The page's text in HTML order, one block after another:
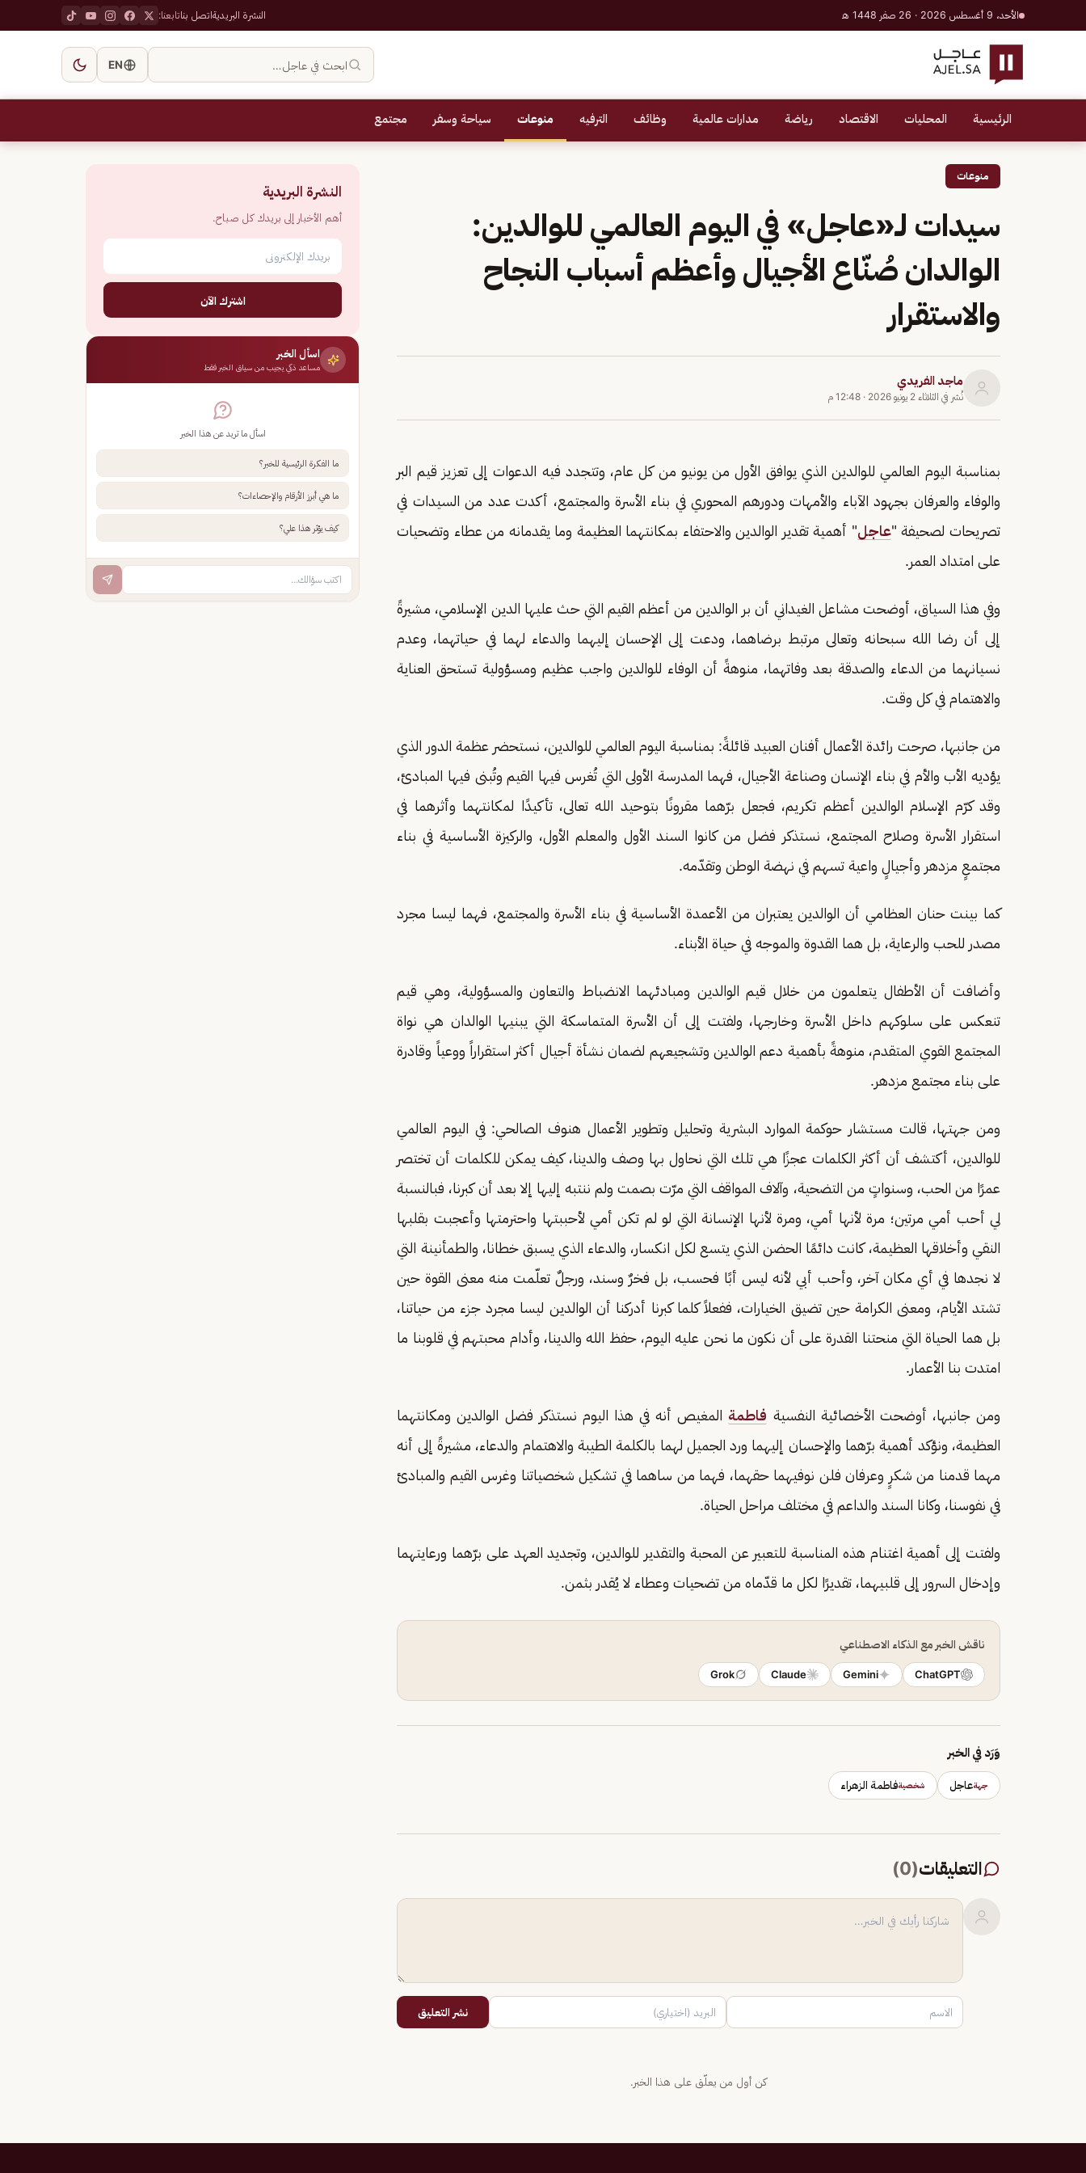
الأحد، 9 أغسطس 2026 · 26 صفر 1448 هـ النشرة البريديةاتصل بناتابعنا:
ابحث في عاجل… EN
الرئيسية المحليات الاقتصاد رياضة مدارات عالمية وظائف الترفيه منوعات سياحة وسفر مجتمع
منوعات
سيدات لـ«عاجل» في اليوم العالمي للوالدين:
الوالدان صُنّاع الأجيال وأعظم أسباب النجاح
والاستقرار
ماجد الفريدي
نُشر في الثلاثاء 2 يونيو 2026 · 12:48 م
بمناسبة اليوم العالمي للوالدين الذي يوافق الأول من يونيو من كل عام، وتتجدد فيه الدعوات إلى تعزيز قيم البر
والوفاء والعرفان بجهود الآباء والأمهات ودورهم المحوري في بناء الأسرة والمجتمع، أكدت عدد من السيدات في
تصريحات لصحيفة "عاجل" أهمية تقدير الوالدين والاحتفاء بمكانتهما العظيمة وما يقدمانه من عطاء وتضحيات
على امتداد العمر.
وفي هذا السياق، أوضحت مشاعل الغيداني أن بر الوالدين من أعظم القيم التي حث عليها الدين الإسلامي، مشيرةً
إلى أن رضا الله سبحانه وتعالى مرتبط برضاهما، ودعت إلى الإحسان إليهما والدعاء لهما في حياتهما، وعدم
نسيانهما من الدعاء والصدقة بعد وفاتهما، منوهةً أن الوفاء للوالدين واجب عظيم ومسؤولية تستحق العناية
والاهتمام في كل وقت.
من جانبها، صرحت رائدة الأعمال أفنان العبيد قائلةً: بمناسبة اليوم العالمي للوالدين، نستحضر عظمة الدور الذي
يؤديه الأب والأم في بناء الإنسان وصناعة الأجيال، فهما المدرسة الأولى التي تُغرس فيها القيم وتُبنى فيها المبادئ،
وقد كرّم الإسلام الوالدين أعظم تكريم، فجعل برّهما مقرونًا بتوحيد الله تعالى، تأكيدًا لمكانتهما وأثرهما في
استقرار الأسرة وصلاح المجتمع، نستذكر فضل من كانوا السند الأول والمعلم الأول، والركيزة الأساسية في بناء
مجتمعٍ مزدهر وأجيالٍ واعية تسهم في نهضة الوطن وتقدّمه.
كما بينت حنان العظامي أن الوالدين يعتبران من الأعمدة الأساسية في بناء الأسرة والمجتمع، فهما ليسا مجرد
مصدر للحب والرعاية، بل هما القدوة والموجه في حياة الأبناء.
وأضافت أن الأطفال يتعلمون من خلال قيم الوالدين ومبادئهما الانضباط والتعاون والمسؤولية، وهي قيم
تنعكس على سلوكهم داخل الأسرة وخارجها، ولفتت إلى أن الأسرة المتماسكة التي يبنيها الوالدان هي نواة
المجتمع القوي المتقدم، منوهةً بأهمية دعم الوالدين وتشجيعهم لضمان نشأة أجيال أكثر استقراراً ووعياً وقادرة
على بناء مجتمع مزدهر.
ومن جهتها، قالت مستشار حوكمة الموارد البشرية وتحليل وتطوير الأعمال هنوف الصالحي: في اليوم العالمي
للوالدين، أكتشف أن أكثر الكلمات عجزًا هي تلك التي نحاول بها وصف والدينا، كيف يمكن للكلمات أن تختصر
عمرًا من الحب، وسنواتٍ من التضحية، وآلاف المواقف التي مرّت بصمت ولم ننتبه إليها إلا بعد أن كبرنا، فبالنسبة
لي أحب أمي مرتين؛ مرة لأنها أمي، ومرة لأنها الإنسانة التي لو لم تكن أمي لأحببتها واحترمتها وأعجبت بقلبها
النقي وأخلاقها العظيمة، كانت دائمًا الحضن الذي يتسع لكل انكسار، والدعاء الذي يسبق خطانا، والطمأنينة التي
لا نجدها في أي مكان آخر، وأحب أبي لأنه ليس أبًا فحسب، بل فخرٌ وسند، ورجلٌ تعلّمت منه معنى القوة حين
تشتد الأيام، ومعنى الكرامة حين تضيق الخيارات، ففعلاً كلما كبرنا أدركنا أن الوالدين ليسا مجرد جزء من حياتنا،
بل هما الحياة التي منحتنا القدرة على أن نكون ما نحن عليه اليوم، حفظ الله والدينا، وأدام محبتهم في قلوبنا ما
امتدت بنا الأعمار.
ومن جانبها، أوضحت الأخصائية النفسية فاطمة المغيص أنه في هذا اليوم نستذكر فضل الوالدين ومكانتهما
العظيمة، ونؤكد أهمية برّهما والإحسان إليهما ورد الجميل لهما بالكلمة الطيبة والاهتمام والدعاء، مشيرةً إلى أنه
مهما قدمنا من شكرٍ وعرفان فلن نوفيهما حقهما، فهما من ساهما في تشكيل شخصياتنا وغرس القيم والمبادئ
في نفوسنا، وكانا السند والداعم في مختلف مراحل الحياة.
ولفتت إلى أهمية اغتنام هذه المناسبة للتعبير عن المحبة والتقدير للوالدين، وتجديد العهد على برّهما ورعايتهما
وإدخال السرور إلى قلبيهما، تقديرًا لكل ما قدّماه من تضحيات وعطاء لا يُقدر بثمن.
ناقش الخبر مع الذكاء الاصطناعي
ChatGPT
Gemini
Claude
Grok
وَرَد في الخبر
جهةعاجل شخصيةفاطمة الزهراء
التعليقات(
0
)
نشر التعليق
كن أول من يعلّق على هذا الخبر.
النشرة البريدية
أهم الأخبار إلى بريدك كل صباح.
اشترك الآن
اسأل الخبر
مساعد ذكي يجيب من سياق الخبر فقط
اسأل ما تريد عن هذا الخبر
ما الفكرة الرئيسية للخبر؟
ما هي أبرز الأرقام والإحصاءات؟
كيف يؤثر هذا علي؟